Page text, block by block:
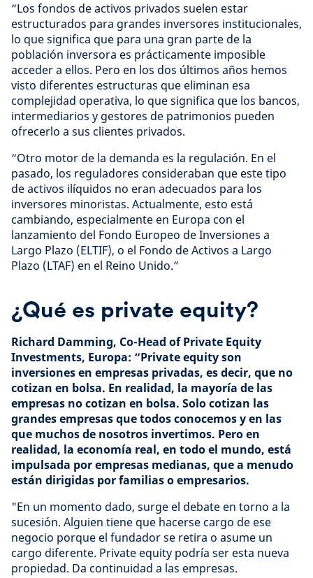
“Los fondos de activos privados suelen estar
estructurados para grandes inversores institucionales,
lo que significa que para una gran parte de la
población inversora es prácticamente imposible
acceder a ellos. Pero en los dos últimos años hemos
visto diferentes estructuras que eliminan esa
complejidad operativa, lo que significa que los bancos,
intermediarios y gestores de patrimonios pueden
ofrecerlo a sus clientes privados.
“Otro motor de la demanda es la regulación. En el
pasado, los reguladores consideraban que este tipo
de activos ilíquidos no eran adecuados para los
inversores minoristas. Actualmente, esto está
cambiando, especialmente en Europa con el
lanzamiento del Fondo Europeo de Inversiones a
Largo Plazo (ELTIF), o el Fondo de Activos a Largo
Plazo (LTAF) en el Reino Unido.”
¿Qué es private equity?
Richard Damming, Co-Head of Private Equity
Investments, Europa: “Private equity son
inversiones en empresas privadas, es decir, que no
cotizan en bolsa. En realidad, la mayoría de las
empresas no cotizan en bolsa. Solo cotizan las
grandes empresas que todos conocemos y en las
que muchos de nosotros invertimos. Pero en
realidad, la economía real, en todo el mundo, está
impulsada por empresas medianas, que a menudo
están dirigidas por familias o empresarios.
"En un momento dado, surge el debate en torno a la
sucesión. Alguien tiene que hacerse cargo de ese
negocio porque el fundador se retira o asume un
cargo diferente. Private equity podría ser esta nueva
propiedad. Da continuidad a las empresas.